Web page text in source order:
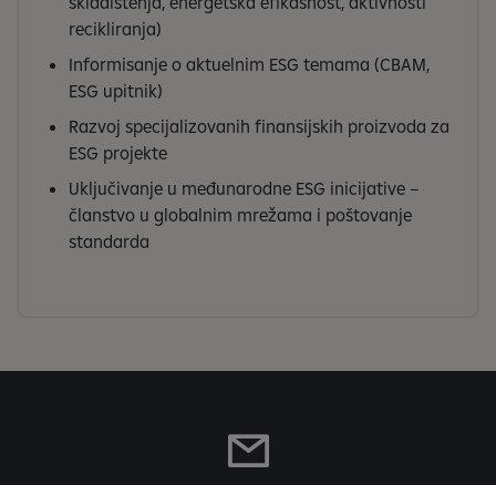
recikliranja)
Informisanje o aktuelnim ESG temama (CBAM,
ESG upitnik)
Razvoj specijalizovanih finansijskih proizvoda za
ESG projekte
Uključivanje u međunarodne ESG inicijative –
članstvo u globalnim mrežama i poštovanje
standarda